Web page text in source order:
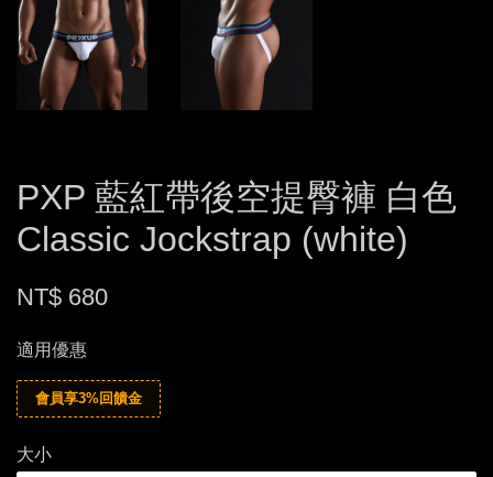
PXP 藍紅帶後空提臀褲 白色
Classic Jockstrap (white)
NT$ 680
適用優惠
會員享3%回饋金
大小